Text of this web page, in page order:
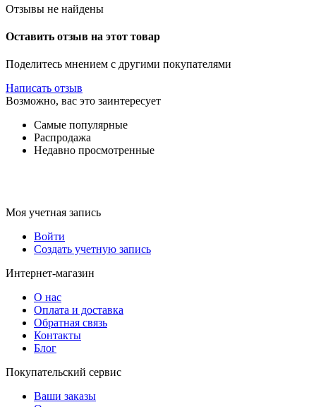
Отзывы не найдены
Оставить отзыв на этот товар
Поделитесь мнением с другими покупателями
Написать отзыв
Возможно, вас это заинтересует
Самые популярные
Распродажа
Недавно просмотренные
Моя учетная запись
Войти
Создать учетную запись
Интернет-магазин
О нас
Оплата и доставка
Обратная связь
Контакты
Блог
Покупательский сервис
Ваши заказы